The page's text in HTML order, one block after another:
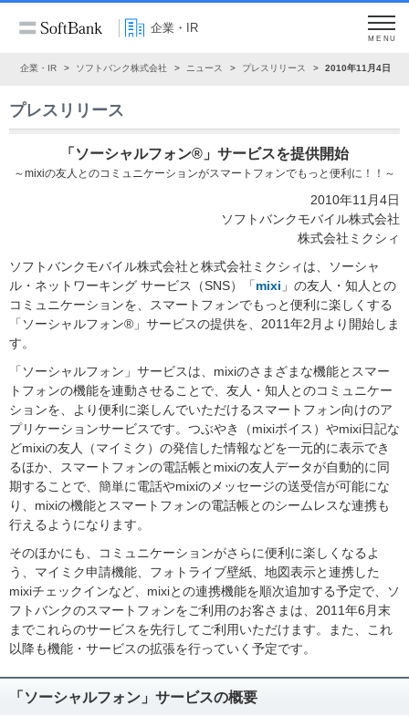
企業・IR
MENU
企業・IR ソフトバンク株式会社 ニュース プレスリリース 2010年11月4日
プレスリリース
「ソーシャルフォン®」サービスを提供開始
～mixiの友人とのコミュニケーションがスマートフォンでもっと便利に！！～
2010年11月4日
ソフトバンクモバイル株式会社
株式会社ミクシィ
ソフトバンクモバイル株式会社と株式会社ミクシィは、ソーシャ
ル・ネットワーキング サービス（SNS）「mixi 」の友人・知人との
コミュニケーションを、スマートフォンでもっと便利に楽しくする
「ソーシャルフォン®」サービスの提供を、2011年2月より開始しま
す。
「ソーシャルフォン」サービスは、mixiのさまざまな機能とスマー
トフォンの機能を連動させることで、友人・知人とのコミュニケー
ションを、より便利に楽しんでいただけるスマートフォン向けのア
プリケーションサービスです。つぶやき（mixiボイス）やmixi日記な
どmixiの友人（マイミク）の発信した情報などを一元的に表示でき
るほか、スマートフォンの電話帳とmixiの友人データが自動的に同
期することで、簡単に電話やmixiのメッセージの送受信が可能にな
り、mixiの機能とスマートフォンの電話帳とのシームレスな連携も
行えるようになります。
そのほかにも、コミュニケーションがさらに便利に楽しくなるよ
う、マイミク申請機能、フォトライブ壁紙、地図表示と連携した
mixiチェックインなど、mixiとの連携機能を順次追加する予定で、ソ
フトバンクのスマートフォンをご利用のお客さまは、2011年6月末
までこれらのサービスを先行してご利用いただけます。また、これ
以降も機能・サービスの拡張を行っていく予定です。
「ソーシャルフォン」サービスの概要